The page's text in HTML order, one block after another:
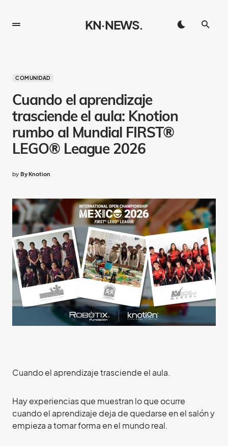
KN·NEWS.
COMUNIDAD
Cuando el aprendizaje
trasciende el aula: Knotion
rumbo al Mundial FIRST®
LEGO® League 2026
by By Knotion
Cuando el aprendizaje trasciende el aula.
Hay experiencias que muestran lo que ocurre
cuando el aprendizaje deja de quedarse en el salón y
empieza a tomar forma en el mundo real.